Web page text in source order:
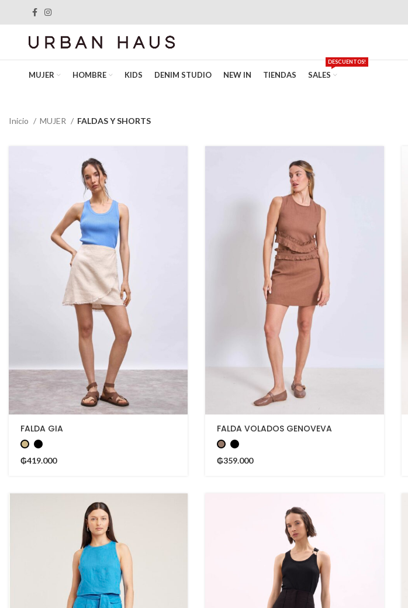
MUJER HOMBRE KIDS DENIM STUDIO NEW IN TIENDAS SALES
DESCUENTOS!
Inicio MUJER FALDAS Y SHORTS
FALDA GIA
₲419.000
FALDA VOLADOS GENOVEVA
₲359.000